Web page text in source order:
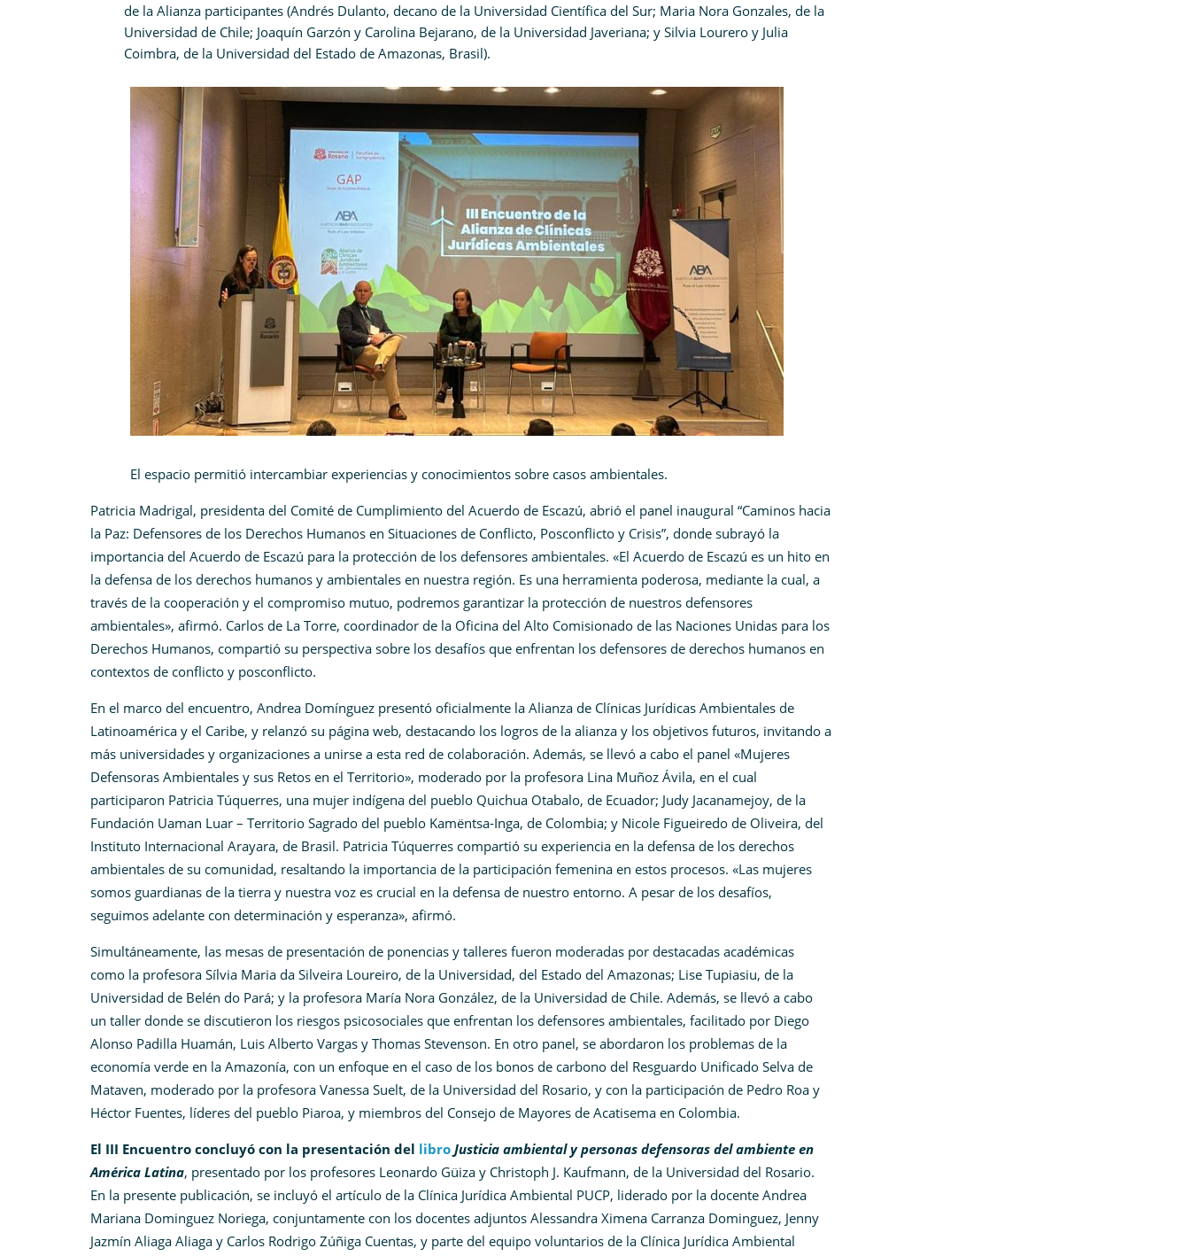
de la Alianza participantes (Andrés Dulanto, decano de la Universidad Científica del Sur; Maria Nora Gonzales, de la
Universidad de Chile; Joaquín Garzón y Carolina Bejarano, de la Universidad Javeriana; y Silvia Lourero y Julia
Coimbra, de la Universidad del Estado de Amazonas, Brasil).
El espacio permitió intercambiar experiencias y conocimientos sobre casos ambientales.
Patricia Madrigal, presidenta del Comité de Cumplimiento del Acuerdo de Escazú, abrió el panel inaugural “Caminos hacia
la Paz: Defensores de los Derechos Humanos en Situaciones de Conflicto, Posconflicto y Crisis”, donde subrayó la
importancia del Acuerdo de Escazú para la protección de los defensores ambientales. «El Acuerdo de Escazú es un hito en
la defensa de los derechos humanos y ambientales en nuestra región. Es una herramienta poderosa, mediante la cual, a
través de la cooperación y el compromiso mutuo, podremos garantizar la protección de nuestros defensores
ambientales», afirmó. Carlos de La Torre, coordinador de la Oficina del Alto Comisionado de las Naciones Unidas para los
Derechos Humanos, compartió su perspectiva sobre los desafíos que enfrentan los defensores de derechos humanos en
contextos de conflicto y posconflicto.
En el marco del encuentro, Andrea Domínguez presentó oficialmente la Alianza de Clínicas Jurídicas Ambientales de
Latinoamérica y el Caribe, y relanzó su página web, destacando los logros de la alianza y los objetivos futuros, invitando a
más universidades y organizaciones a unirse a esta red de colaboración. Además, se llevó a cabo el panel «Mujeres
Defensoras Ambientales y sus Retos en el Territorio», moderado por la profesora Lina Muñoz Ávila, en el cual
participaron Patricia Túquerres, una mujer indígena del pueblo Quichua Otabalo, de Ecuador; Judy Jacanamejoy, de la
Fundación Uaman Luar – Territorio Sagrado del pueblo Kamëntsa-Inga, de Colombia; y Nicole Figueiredo de Oliveira, del
Instituto Internacional Arayara, de Brasil. Patricia Túquerres compartió su experiencia en la defensa de los derechos
ambientales de su comunidad, resaltando la importancia de la participación femenina en estos procesos. «Las mujeres
somos guardianas de la tierra y nuestra voz es crucial en la defensa de nuestro entorno. A pesar de los desafíos,
seguimos adelante con determinación y esperanza», afirmó.
Simultáneamente, las mesas de presentación de ponencias y talleres fueron moderadas por destacadas académicas
como la profesora Sílvia Maria da Silveira Loureiro, de la Universidad, del Estado del Amazonas; Lise Tupiasiu, de la
Universidad de Belén do Pará; y la profesora María Nora González, de la Universidad de Chile. Además, se llevó a cabo
un taller donde se discutieron los riesgos psicosociales que enfrentan los defensores ambientales, facilitado por Diego
Alonso Padilla Huamán, Luis Alberto Vargas y Thomas Stevenson. En otro panel, se abordaron los problemas de la
economía verde en la Amazonía, con un enfoque en el caso de los bonos de carbono del Resguardo Unificado Selva de
Mataven, moderado por la profesora Vanessa Suelt, de la Universidad del Rosario, y con la participación de Pedro Roa y
Héctor Fuentes, líderes del pueblo Piaroa, y miembros del Consejo de Mayores de Acatisema en Colombia.
El III Encuentro concluyó con la presentación del libro Justicia ambiental y personas defensoras del ambiente en
América Latina, presentado por los profesores Leonardo Güiza y Christoph J. Kaufmann, de la Universidad del Rosario.
En la presente publicación, se incluyó el artículo de la Clínica Jurídica Ambiental PUCP, liderado por la docente Andrea
Mariana Dominguez Noriega, conjuntamente con los docentes adjuntos Alessandra Ximena Carranza Dominguez, Jenny
Jazmín Aliaga Aliaga y Carlos Rodrigo Zúñiga Cuentas, y parte del equipo voluntarios de la Clínica Jurídica Ambiental